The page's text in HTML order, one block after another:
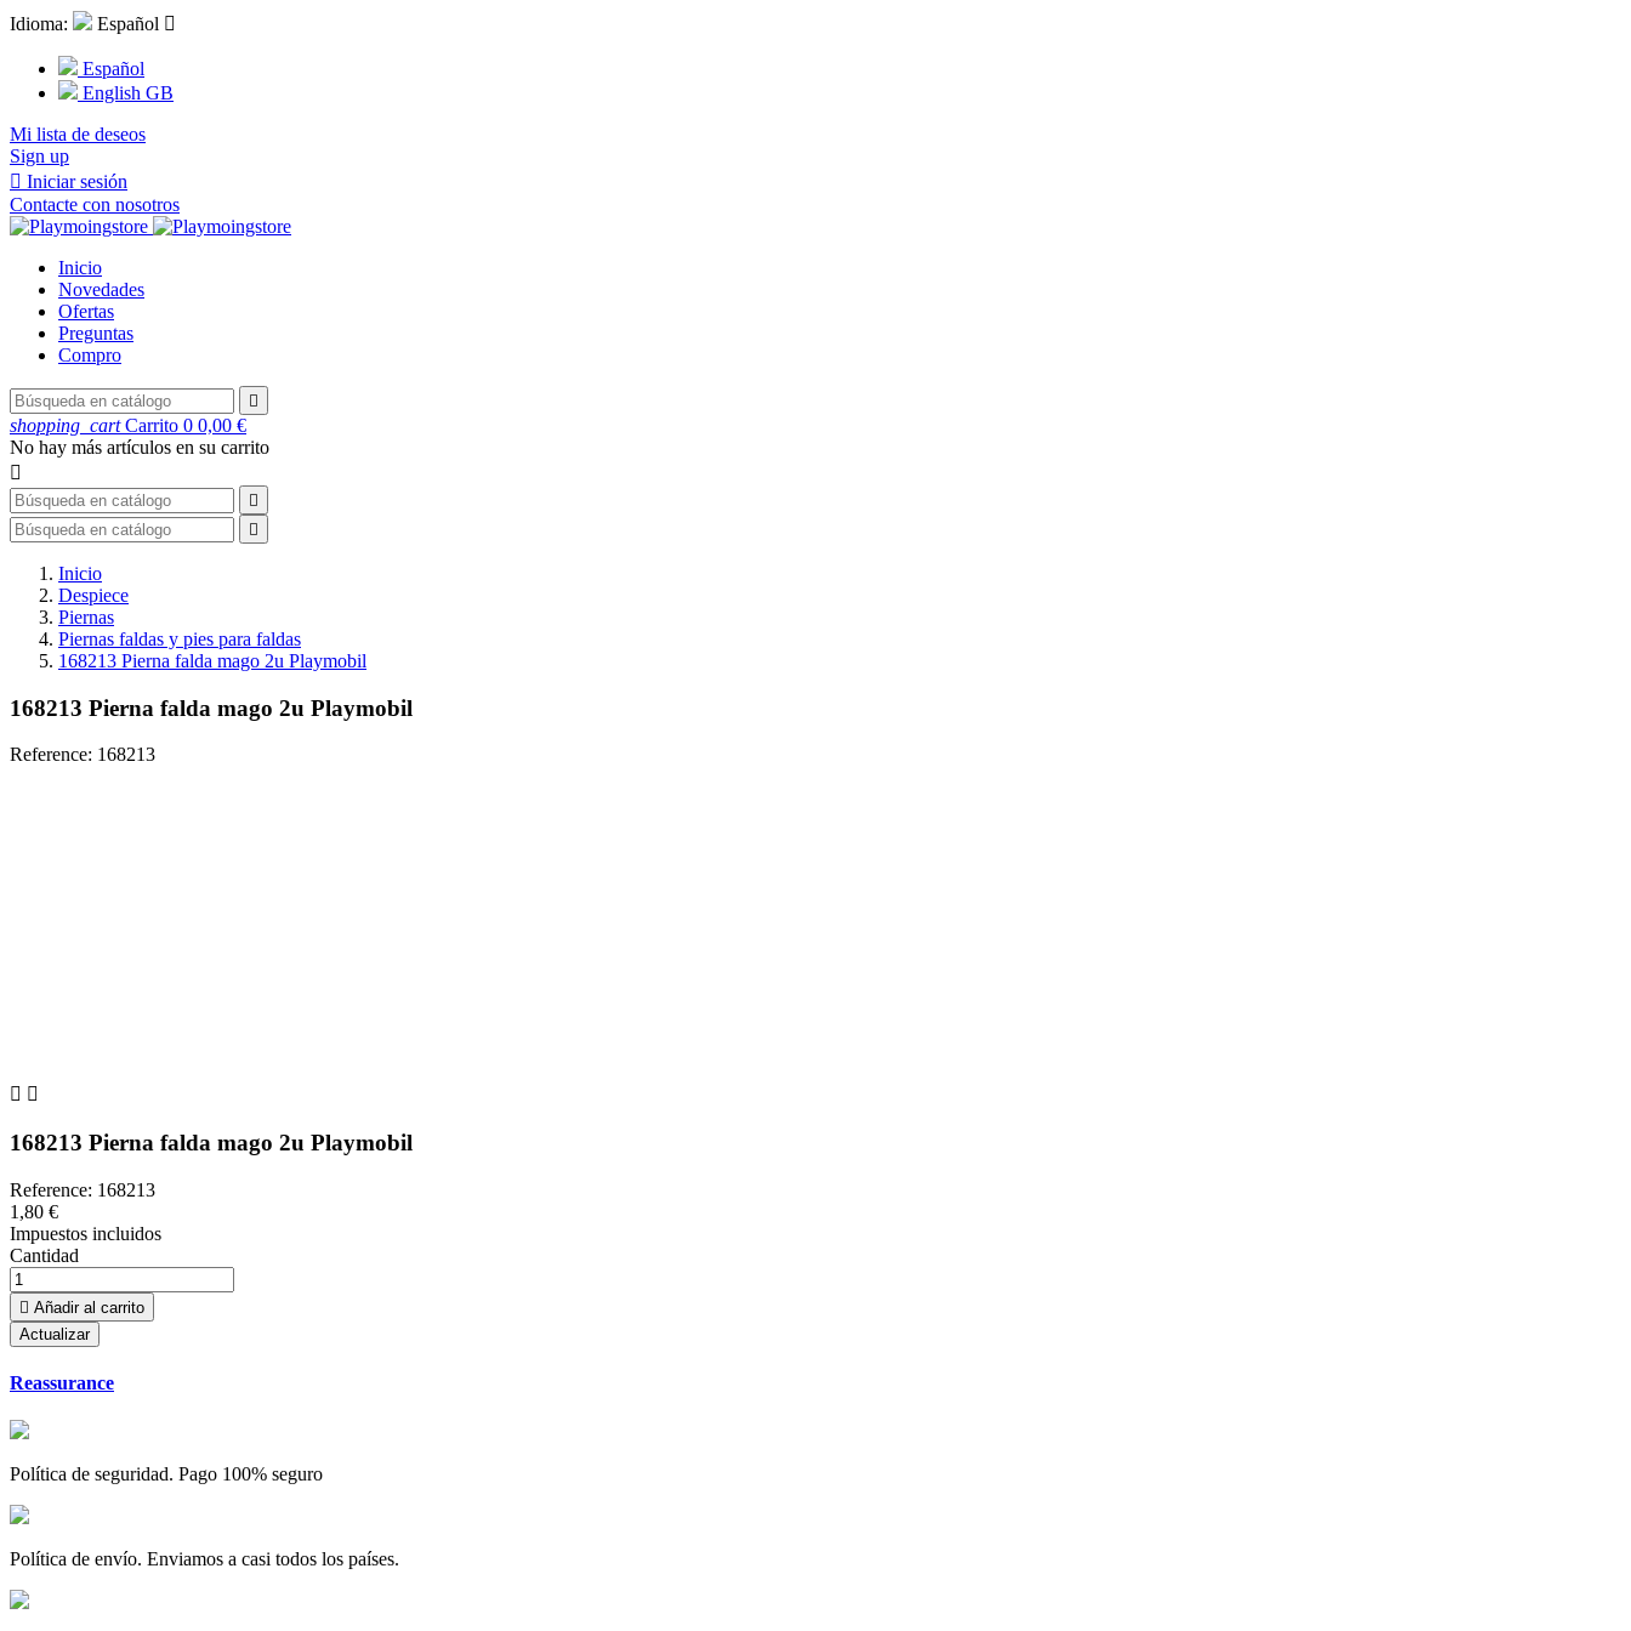
Idioma: Español 
Español
English GB
Mi lista de deseos
Sign up
 Iniciar sesión
Contacte con nosotros
Inicio
Novedades
Ofertas
Preguntas
Compro

shopping_cart Carrito 0 0,00 €
No hay más artículos en su carrito



Inicio
Despiece
Piernas
Piernas faldas y pies para faldas
168213 Pierna falda mago 2u Playmobil
168213 Pierna falda mago 2u Playmobil
Reference: 168213
 
168213 Pierna falda mago 2u Playmobil
Reference: 168213
1,80 €
Impuestos incluidos
Cantidad
 Añadir al carrito
Reassurance
Política de seguridad. Pago 100% seguro
Política de envío. Enviamos a casi todos los países.